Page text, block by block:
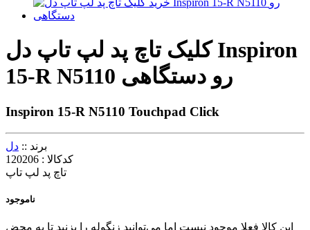
کلیک تاچ پد لپ تاپ دل Inspiron
15-R N5110 رو دستگاهی
Inspiron 15-R N5110 Touchpad Click
برند :: دل
کدکالا : 120206
تاچ پد لپ تاپ
ناموجود
این کالا فعلا موجود نیست اما می‌توانید زنگوله را بزنید تا به محض